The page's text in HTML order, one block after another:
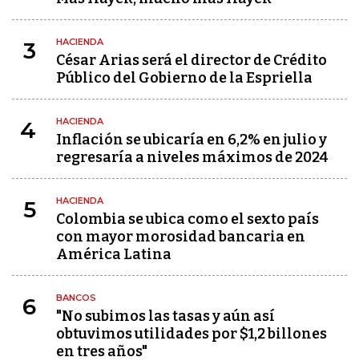
3 HACIENDA
César Arias será el director de Crédito
Público del Gobierno de la Espriella
4 HACIENDA
Inflación se ubicaría en 6,2% en julio y
regresaría a niveles máximos de 2024
5 HACIENDA
Colombia se ubica como el sexto país
con mayor morosidad bancaria en
América Latina
6 BANCOS
"No subimos las tasas y aún así
obtuvimos utilidades por $1,2 billones
en tres años"